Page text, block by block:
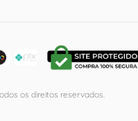
os direitos reservados.